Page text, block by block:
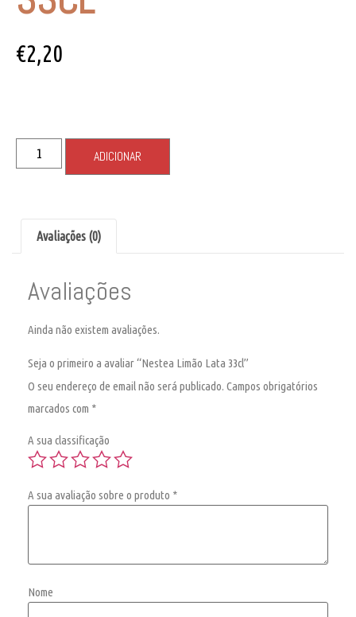
€2,20
ADICIONAR
Avaliações (0)
Avaliações
Ainda não existem avaliações.
Seja o primeiro a avaliar “Nestea Limão Lata 33cl”
O seu endereço de email não será publicado. Campos obrigatórios
marcados com *
A sua classificação
A sua avaliação sobre o produto *
Nome